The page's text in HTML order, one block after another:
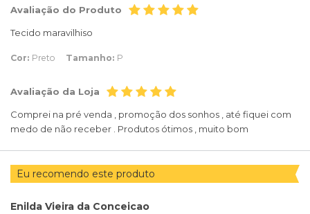
Avaliação do Produto
Tecido maravilhiso
Cor: Preto Tamanho: P
Avaliação da Loja
Comprei na pré venda , promoção dos sonhos , até fiquei com
medo de não receber . Produtos ótimos , muito bom
Eu recomendo este produto
Enilda Vieira da Conceicao